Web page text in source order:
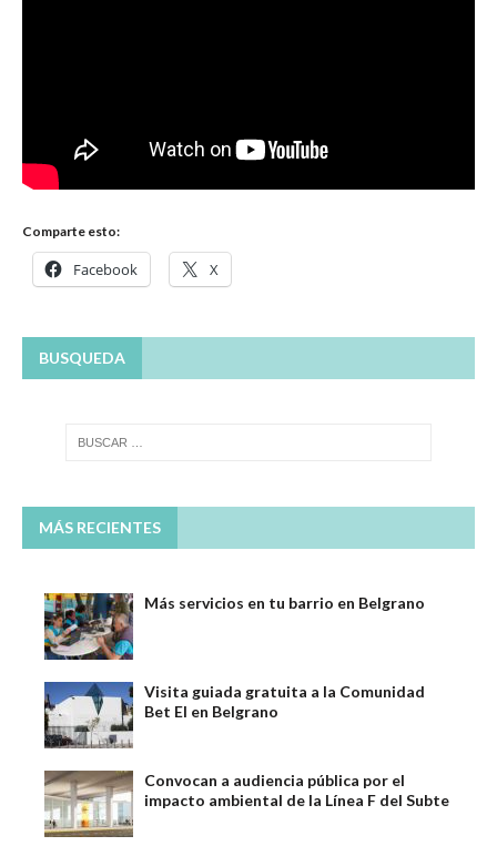
Comparte esto:
Facebook X
BUSQUEDA
MÁS RECIENTES
Más servicios en tu barrio en Belgrano
Visita guiada gratuita a la Comunidad
Bet El en Belgrano
Convocan a audiencia pública por el
impacto ambiental de la Línea F del Subte